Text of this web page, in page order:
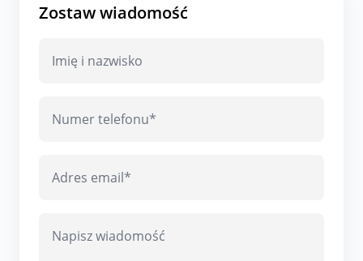
Zostaw wiadomość